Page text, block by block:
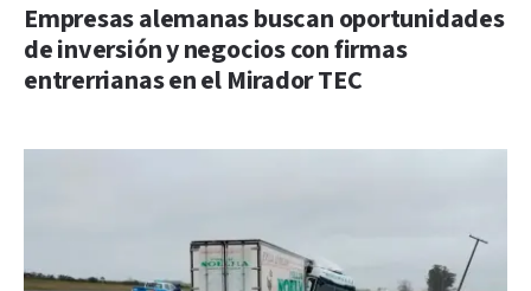
Empresas alemanas buscan oportunidades
de inversión y negocios con firmas
entrerrianas en el Mirador TEC